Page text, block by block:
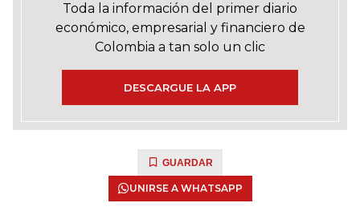
Toda la información del primer diario
económico, empresarial y financiero de
Colombia a tan solo un clic
DESCARGUE LA APP
GUARDAR
UNIRSE A WHATSAPP